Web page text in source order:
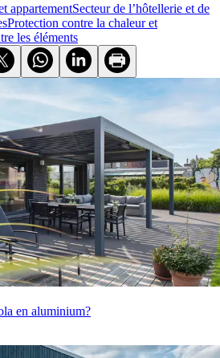
appartementSecteur de l’hôtellerie et de
Protection contre la chaleur et
les éléments
en aluminium?